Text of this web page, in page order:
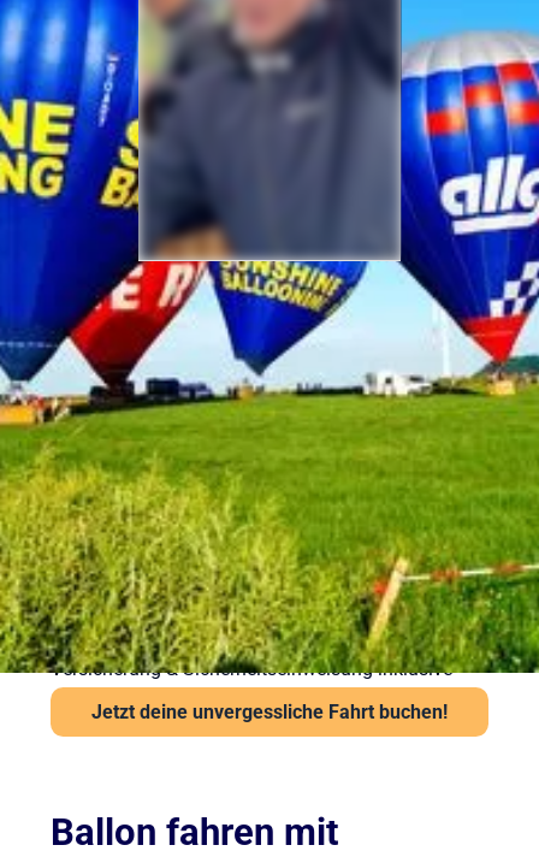
Sicherheit bei Ihrer
Ballonfahrt – Gut
vorbereitet in die Luft
Sicherheit steht bei Sunshine Ballooning an erster
Stelle. Jede Ballonfahrt findet nur bei stabiler
Wetterlage statt. Unsere Piloten prüfen Wind und
Sicht vor jedem Start über das Flugwetteramt.
Wichtige Hinweise:
Ab 6 Jahren und mindestens 120 cm Körpergröße
Kein besonderes Schuhwerk erforderlich, aber
festes empfohlen
Auch bei leichter Höhenangst problemlos möglich
Versicherung & Sicherheitseinweisung inklusive
Jetzt deine unvergessliche Fahrt buchen!
Ballon fahren mit